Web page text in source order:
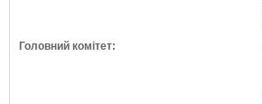
Головний комітет: